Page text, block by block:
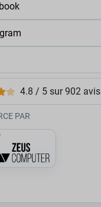
4.8 / 5 sur 902 avis
PAR